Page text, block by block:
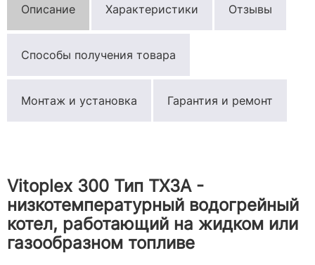
Описание Характеристики Отзывы
Способы получения товара
Монтаж и установка Гарантия и ремонт
Vitoplex 300 Тип TX3A -
низкотемпературный водогрейный
котел, работающий на жидком или
газообразном топливе